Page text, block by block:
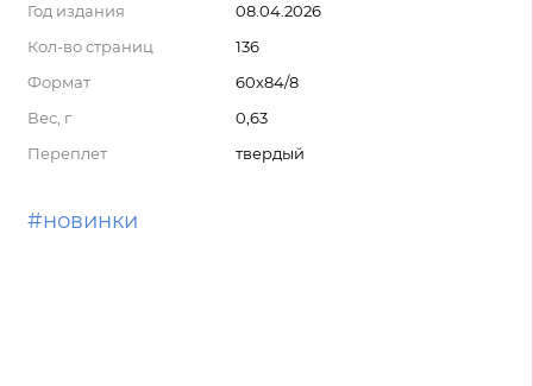
Год издания
08.04.2026
Кол-во страниц
136
Формат
60x84/8
Вес, г
0,63
Переплет
твердый
#новинки